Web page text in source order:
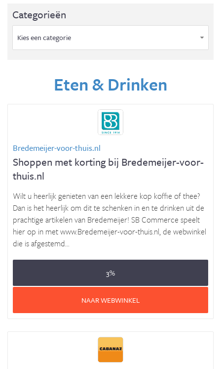
Categorieën
Kies een categorie
Eten & Drinken
Bredemeijer-voor-thuis.nl
Shoppen met korting bij Bredemeijer-voor-
thuis.nl
Wilt u heerlijk genieten van een lekkere kop koffie of thee?
Dan is het heerlijk om dit te schenken in en te drinken uit de
prachtige artikelen van Bredemeijer! SB Commerce speelt
hier op in met www.Bredemeijer-voor-thuis.nl, de webwinkel
die is afgestemd...
3%
NAAR WEBWINKEL